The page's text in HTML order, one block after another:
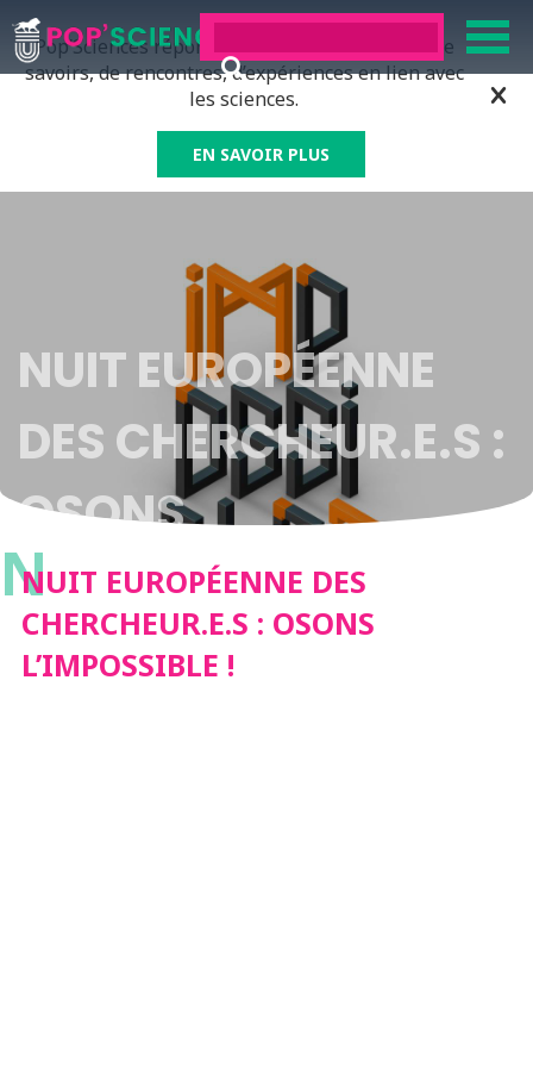
Pop’Sciences répond à tous ceux qui ont soif de
savoirs, de rencontres, d’expériences en lien avec
les sciences.
EN SAVOIR PLUS
NUIT EUROPÉENNE
DES CHERCHEUR.E.S :
OSONS
L’IMPOSSIBLE !
N
NUIT EUROPÉENNE DES
CHERCHEUR.E.S : OSONS
L’IMPOSSIBLE !